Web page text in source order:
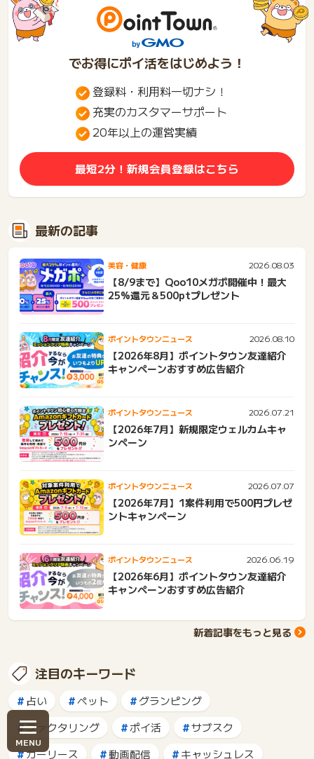
でお得にポイ活をはじめよう！
登録料・利用料一切ナシ！
充実のカスタマーサポート
20年以上の運営実績
最短2分！新規会員登録はこちら
最新の記事
美容・健康 2026.08.03
【8/9まで】Qoo10メガポ開催中！最大
25%還元＆500ptプレゼント
ポイントタウンニュース 2026.08.10
【2026年8月】ポイントタウン友達紹介
キャンペーンおすすめ広告紹介
ポイントタウンニュース 2026.07.21
【2026年7月】新規限定ウェルカムキャ
ンペーン
ポイントタウンニュース 2026.07.07
【2026年7月】1案件利用で500円プレゼ
ントキャンペーン
ポイントタウンニュース 2026.06.19
【2026年6月】ポイントタウン友達紹介
キャンペーンおすすめ広告紹介
新着記事をもっと見る
注目のキーワード
占い ペット
グランピング
ファクタリング
ポイ活
サブスク
カーリース
動画配信 キャッシュレス